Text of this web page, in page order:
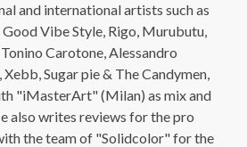
and international artists such as
Vibe Style, Rigo, Murubutu,
Carotone, Alessandro
Sugar pie & The Candymen,
"iMasterArt" (Milan) as mix and
also writes reviews for the pro
the team of "Solidcolor" for the